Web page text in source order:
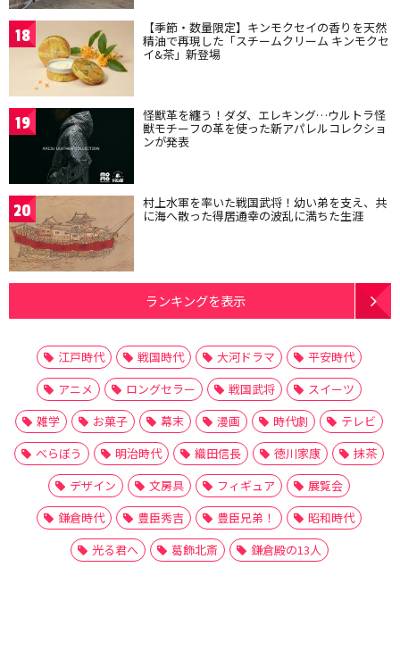
18 【季節・数量限定】キンモクセイの香りを天然
精油で再現した「スチームクリーム キンモクセ
イ&茶」新登場
19 怪獣革を纏う！ダダ、エレキング…ウルトラ怪
獣モチーフの革を使った新アパレルコレクショ
ンが発表
20 村上水軍を率いた戦国武将！幼い弟を支え、共
に海へ散った得居通幸の波乱に満ちた生涯
ランキングを表示
江戸時代 戦国時代 大河ドラマ
平安時代
アニメ
ロングセラー 戦国武将
スイーツ
雑学
お菓子 幕末 漫画 時代劇
テレビ
べらぼう
明治時代 織田信長 徳川家康
抹茶
デザイン
文房具 フィギュア
展覧会
鎌倉時代
豊臣秀吉 豊臣兄弟！
昭和時代
光る君へ
葛飾北斎 鎌倉殿の13人